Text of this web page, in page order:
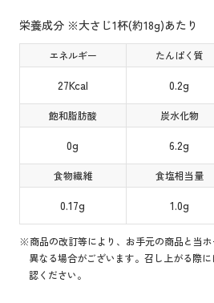
栄養成分 ※大さじ1杯(約18g)あたり
エネルギー
27Kcal
たんぱく質
0.2g
飽和脂肪酸
0g
炭水化物
6.2g
食物繊維
0.17g
食塩相当量
1.0g
※商品の改訂等により、お手元の商品と当
異なる場合がございます。召し上がる際
認ください。